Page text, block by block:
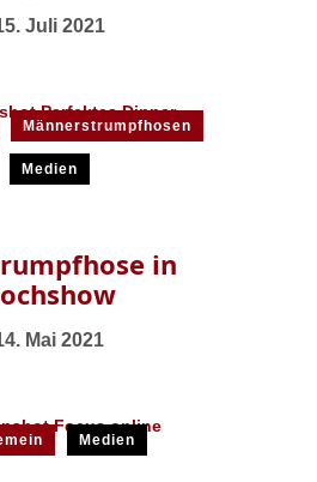
Juli 2021
Männerstrumpfhosen
Medien
in
Mai 2021
Medien